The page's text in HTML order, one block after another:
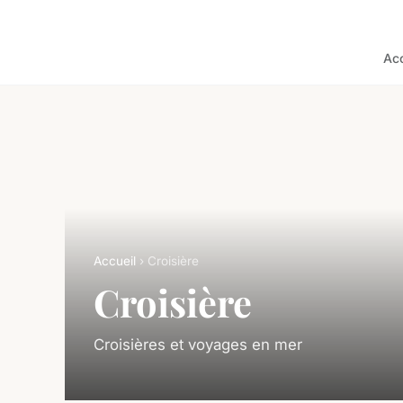
Accueil › Croisière
Croisière
Croisières et voyages en mer